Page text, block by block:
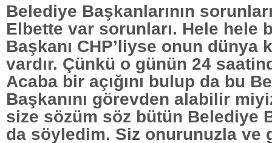
Belediye Başkanlarının
Elbette var sorunları. Hele hele
Başkanı CHP’liyse onun dünya
vardır. Çünkü o günün 24
Acaba bir açığını bulup da bu
Başkanını görevden alabilir
size sözüm söz bütün Belediye
da söyledim. Siz onurunuzla ve